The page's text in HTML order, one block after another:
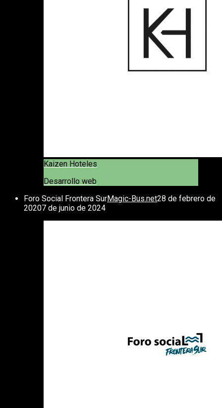
Kaizen Hoteles
Desarrollo web
Foro Social Frontera SurMagic-Bus.net28 de febrero de
20207 de junio de 2024